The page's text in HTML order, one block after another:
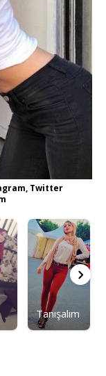
Twitter
Tanışalım